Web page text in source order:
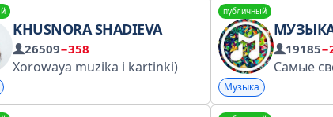
@URAX_ERGER
KHUSNORA SHADIEVA
26509−358
Xorowaya muzika i kartinki)
публичный
МУЗЫКА
19185
Музыка